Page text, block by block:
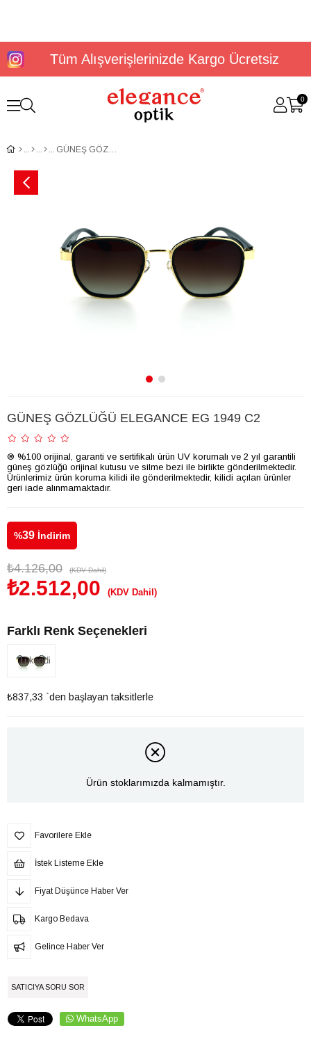
Tüm Alışverişlerinizde Kargo Ücretsiz
0
GÜNEŞ GÖZLÜĞÜ ELEGANCE EG 1949 C2
GÜNEŞ GÖZLÜĞÜ ELEGANCE EG 1949 C2
® %100 orijinal, garanti ve sertifikalı ürün UV korumalı ve 2 yıl garantili
güneş gözlüğü orijinal kutusu ve silme bezi ile birlikte gönderilmektedir.
Ürünlerimiz ürün koruma kilidi ile gönderilmektedir, kilidi açılan ürünler
geri iade alınmamaktadır.
%39 İndirim
₺4.126,00 (KDV Dahil)
₺2.512,00 (KDV Dahil)
Farklı Renk Seçenekleri
Tükendi
₺837,33 `den başlayan taksitlerle
Ürün stoklarımızda kalmamıştır.
Favorilere Ekle
İstek Listeme Ekle
Fiyat Düşünce Haber Ver
Kargo Bedava
Gelince Haber Ver
SATICIYA SORU SOR
WhatsApp